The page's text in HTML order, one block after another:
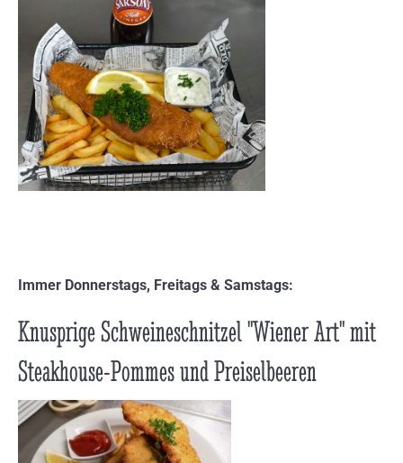
Immer Donnerstags, Freitags & Samstags:
Knusprige Schweineschnitzel "Wiener Art" mit
Steakhouse-Pommes und Preiselbeeren